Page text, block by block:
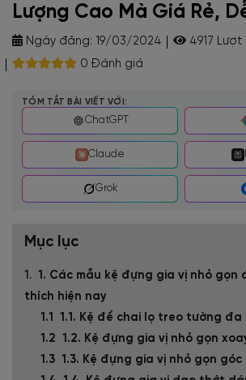
Lượng Cao Mà Giá Rẻ,
Ngày đăng: 19/03/2024
4917 Lượt
0 Đánh giá
TÓM TẮT BÀI VIẾT VỚI:
ChatGPT
Claude
Grok
Mục lục
1. Các mẫu kệ đựng gia vị nhỏ gọn
thích hiện nay
1.1. Kệ để chai lọ treo tường
1.2. Kệ đựng gia vị nhỏ gọn
1.3. Kệ đựng gia vị nhỏ gọn